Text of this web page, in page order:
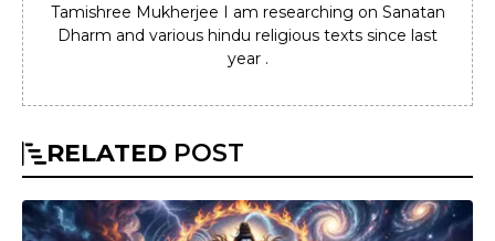
Tamishree Mukherjee I am researching on Sanatan
Dharm and various hindu religious texts since last
year .
RELATED POST